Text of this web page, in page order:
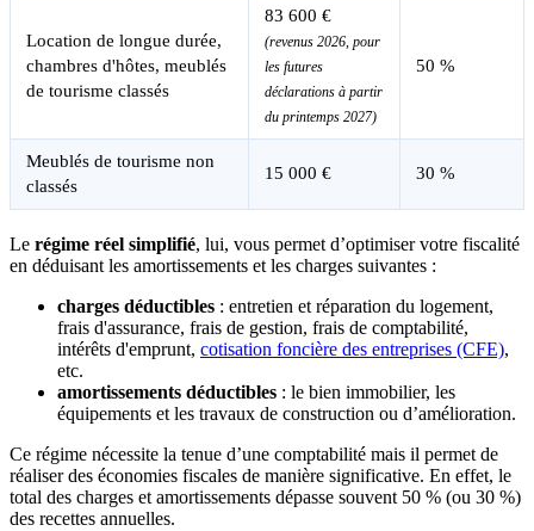
Location de longue durée,
chambres d'hôtes, meublés
de tourisme classés
83 600 €
(revenus 2026, pour
les futures
déclarations à partir
du printemps 2027)
50 %
Meublés de tourisme non
classés
15 000 € 30 %
Le régime réel simplifié, lui, vous permet d’optimiser votre fiscalité
en déduisant les amortissements et les charges suivantes :
charges déductibles : entretien et réparation du logement,
frais d'assurance, frais de gestion, frais de comptabilité,
intérêts d'emprunt, cotisation foncière des entreprises (CFE),
etc.
amortissements déductibles : le bien immobilier, les
équipements et les travaux de construction ou d’amélioration.
Ce régime nécessite la tenue d’une comptabilité mais il permet de
réaliser des économies fiscales de manière significative. En effet, le
total des charges et amortissements dépasse souvent 50 % (ou 30 %)
des recettes annuelles.